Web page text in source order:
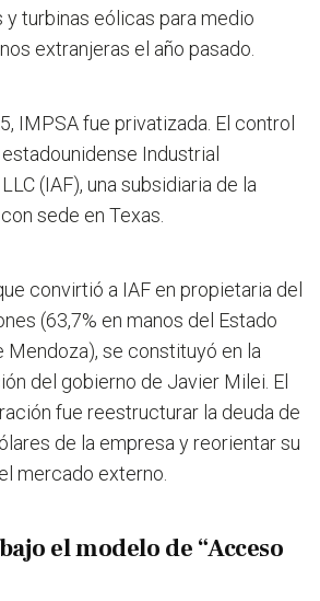
turbinas eólicas para medio
extranjeras el año pasado.
IMPSA fue privatizada. El control
Industrial
(IAF), una subsidiaria de la
sede en Texas.
convirtió a IAF en propietaria del
(63,7% en manos del Estado
Mendoza), se constituyó en la
del gobierno de Javier Milei. El
fue reestructurar la deuda de
de la empresa y reorientar su
mercado externo.
el modelo de “Acceso